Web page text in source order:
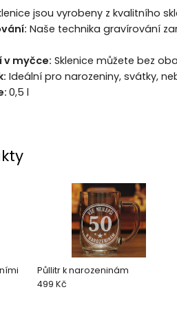
jsou vyrobeny z kvalitního
Naše technika gravírování
v myčce: Sklenice můžete bez
Ideální pro narozeniny, svátky,
0,5 l
Půllitr k narozeninám
499 Kč